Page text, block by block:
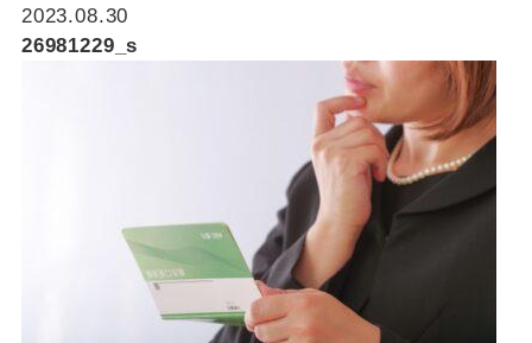
2023.08.30
26981229_s